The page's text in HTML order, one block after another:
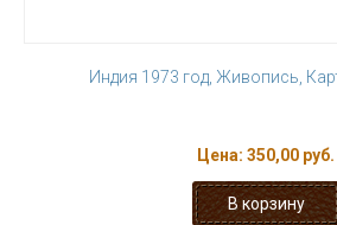
Индия 1973 год, Живопись,
Цена: 350,00 руб.